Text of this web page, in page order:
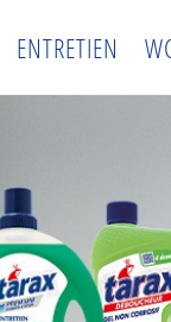
ENTRETIEN